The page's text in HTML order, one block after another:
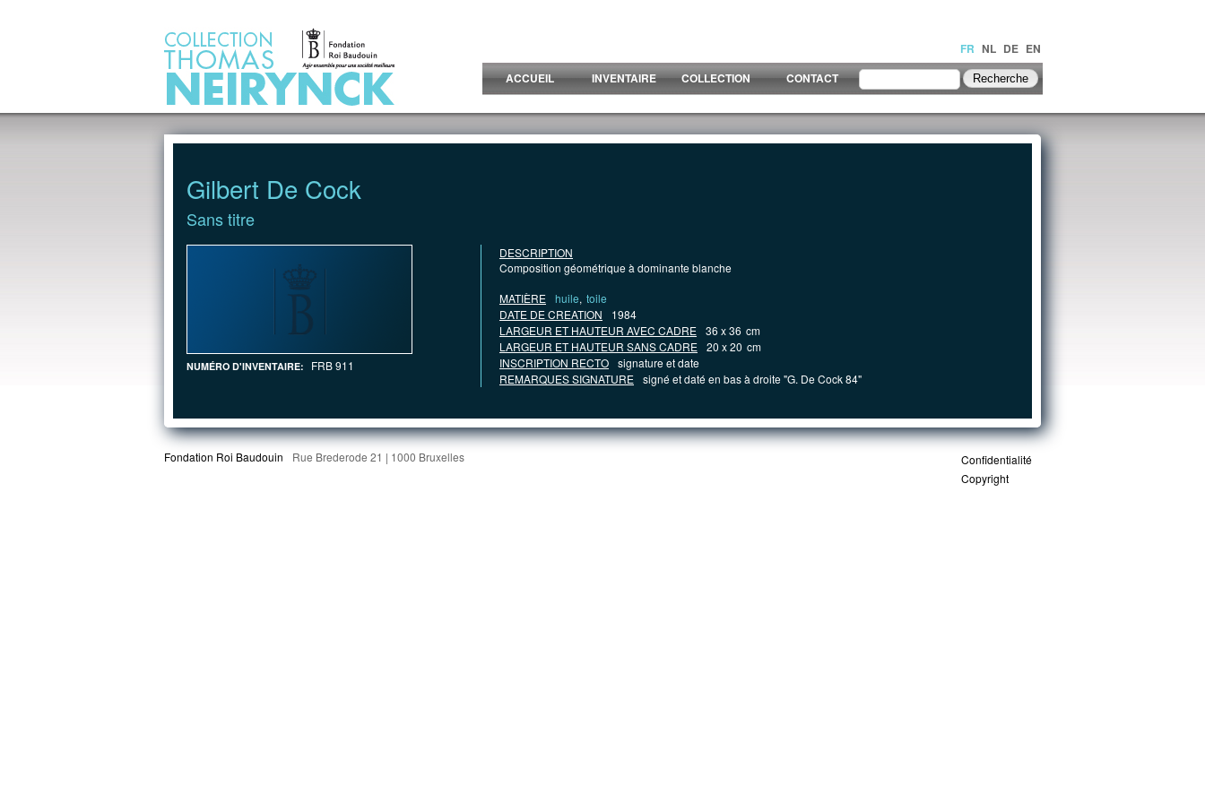
FR NL DE EN
ACCUEIL
INVENTAIRE COLLECTION CONTACT
Gilbert De Cock
Sans titre
NUMÉRO D'INVENTAIRE: FRB 911
DESCRIPTION
Composition géométrique à dominante blanche
MATIÈRE huile, toile
DATE DE CREATION
1984
LARGEUR ET HAUTEUR AVEC CADRE 36 x 36 cm
LARGEUR ET HAUTEUR SANS CADRE 20 x 20 cm
INSCRIPTION RECTO signature et date
REMARQUES SIGNATURE signé et daté en bas à droite "G. De Cock 84"
Fondation Roi Baudouin Rue Brederode 21 | 1000 Bruxelles
Confidentialité
Copyright